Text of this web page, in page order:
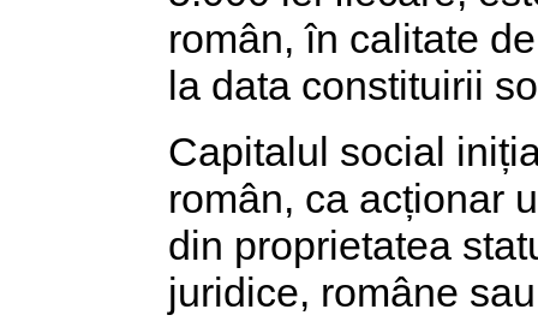
român, în calitate
la data constituirii
Capitalul social
român, ca acționar
din proprietatea
juridice, române